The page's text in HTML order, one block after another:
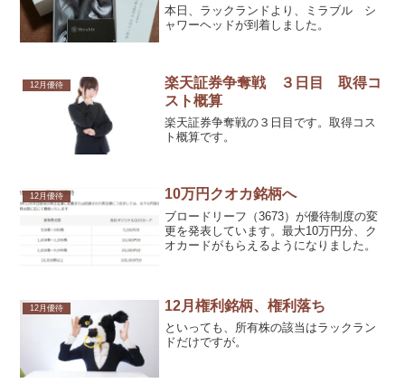
本日、ラックランドより、ミラブル シ
ャワーヘッドが到着しました。
12月優待
楽天証券争奪戦 ３日目 取得コ
スト概算
楽天証券争奪戦の３日目です。取得コス
ト概算です。
12月優待 10万円クオカ銘柄へ
ブロードリーフ（3673）が優待制度の変
更を発表しています。最大10万円分、ク
オカードがもらえるようになりました。
12月優待 12月権利銘柄、権利落ち
といっても、所有株の該当はラックラン
ドだけですが。